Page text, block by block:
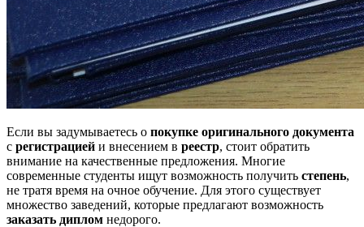
Если вы задумываетесь о покупке оригинального документа
с регистрацией и внесением в реестр, стоит обратить
внимание на качественные предложения. Многие
современные студенты ищут возможность получить степень,
не тратя время на очное обучение. Для этого существует
множество заведений, которые предлагают возможность
заказать диплом недорого.